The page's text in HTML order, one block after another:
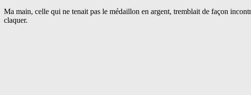
Ma main, celle qui ne tenait pas le médaillon en argent, tremblait de façon
claquer.